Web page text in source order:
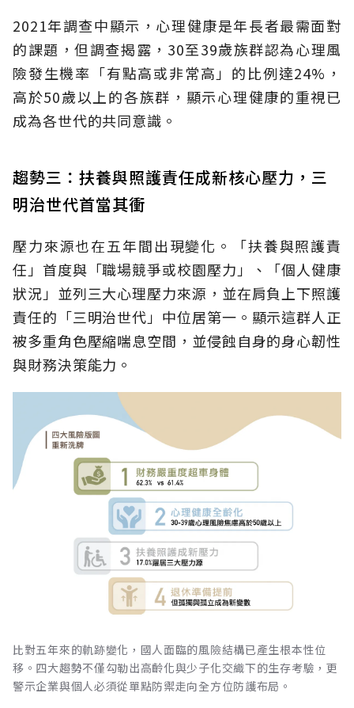
2021年調查中顯示，心理健康是年長者最需面對
的課題，但調查揭露，30至39歲族群認為心理風
險發生機率「有點高或非常高」的比例達24%，
高於50歲以上的各族群，顯示心理健康的重視已
成為各世代的共同意識。
趨勢三：扶養與照護責任成新核心壓力，三
明治世代首當其衝
壓力來源也在五年間出現變化。「扶養與照護責
任」首度與「職場競爭或校園壓力」、「個人健康
狀況」並列三大心理壓力來源，並在肩負上下照護
責任的「三明治世代」中位居第一。顯示這群人正
被多重角色壓縮喘息空間，並侵蝕自身的身心韌性
與財務決策能力。
比對五年來的軌跡變化，國人面臨的風險結構已產生根本性位
移。四大趨勢不僅勾勒出高齡化與少子化交織下的生存考驗，更
警示企業與個人必須從單點防禦走向全方位防護布局。